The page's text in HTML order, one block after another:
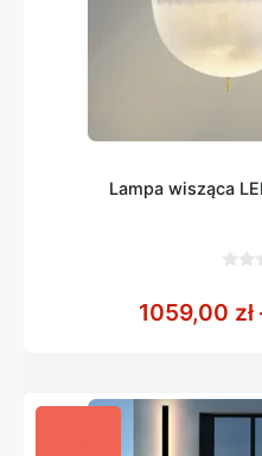
Lampa wisząca
5
1059,00 zł